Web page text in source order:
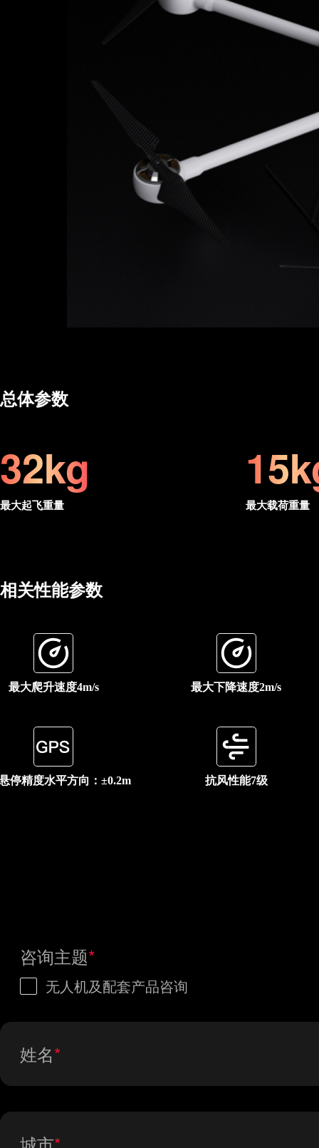
总体参数
32kg
最大起飞重量 最大载荷重量
相关性能参数
最大爬升速度4m/s 最大下降速度2m/s
停精度水平方向：±0.2m 抗风性能7级
咨询主题
无人机及配套产品咨询
姓名